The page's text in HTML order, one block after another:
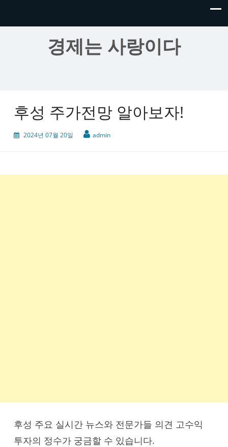
경제는 사랑이다
후성 주가전망 알아보자!
2024년 07월 20일 admin
후성 주요 실시간 뉴스와 전문가들 의견 고수익
투자의 정수가 궁금할 수 있습니다.